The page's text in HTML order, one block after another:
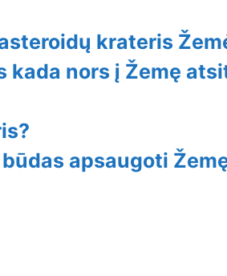
krateris
kada nors į Žemę
apsaugoti